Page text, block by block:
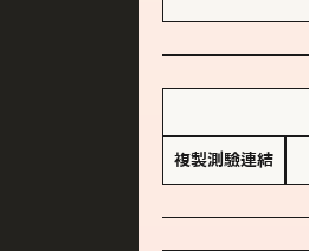
複製測驗連結